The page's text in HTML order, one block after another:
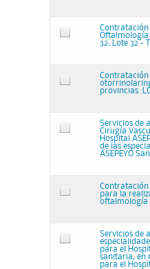
Contratación
Oftalmología
32: Lote 32 -
Contratación
provincias.
Servicios de
Cirugía
Hospital
de las
ASEPEYO
Contratación
para la
oftalmología
Servicios de
para el
sanitaria, en
para el